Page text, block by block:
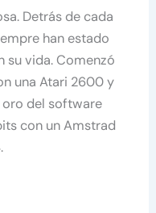
Detrás de cada
han estado
su vida. Comenzó
una Atari 2600 y
del software
con un Amstrad